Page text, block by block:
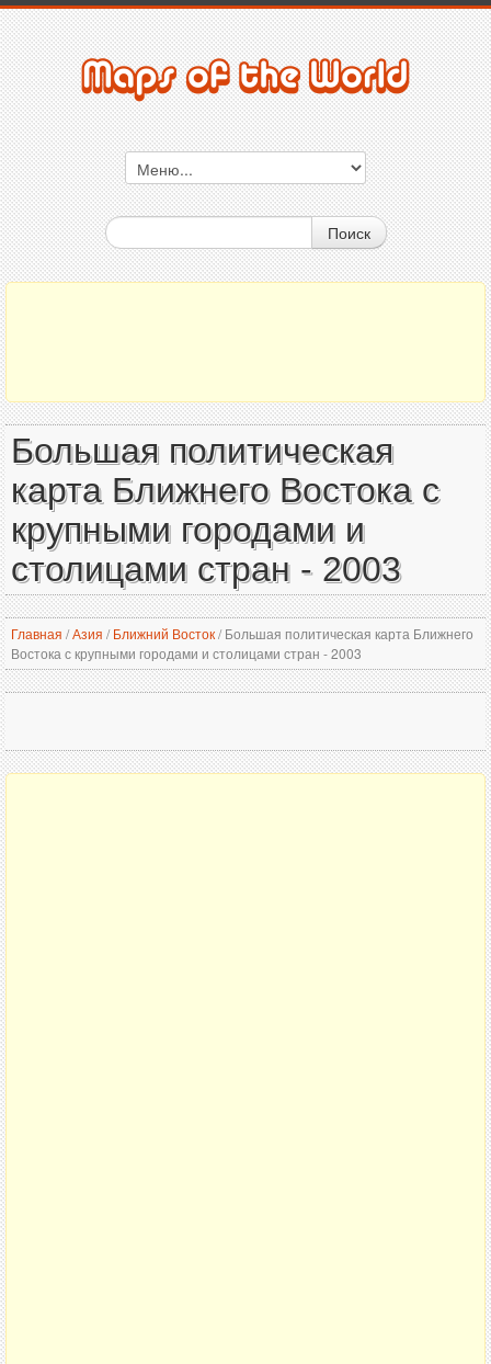
Поиск
Большая политическая
карта Ближнего Востока с
крупными городами и
столицами стран - 2003
Главная /Азия / Ближний Восток/Большая политическая карта Ближнего
Востока с крупными городами и столицами стран - 2003